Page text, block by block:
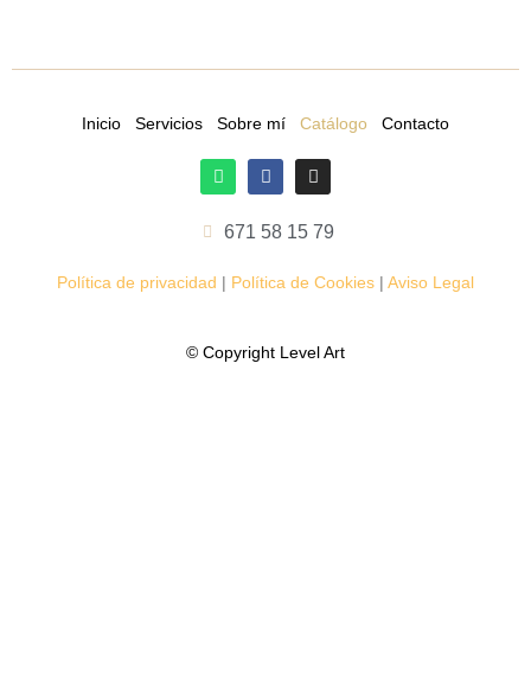
Inicio Servicios Sobre mí Catálogo Contacto
671 58 15 79
Política de privacidad | Política de Cookies | Aviso Legal
© Copyright Level Art